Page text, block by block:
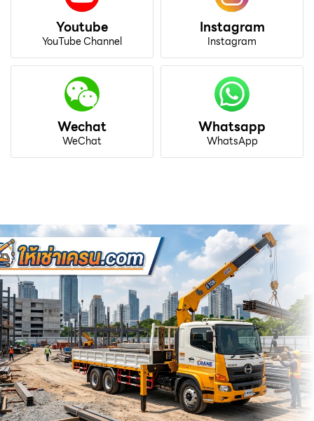
Youtube
YouTube Channel
Instagram
Instagram
Wechat
WeChat
Whatsapp
WhatsApp